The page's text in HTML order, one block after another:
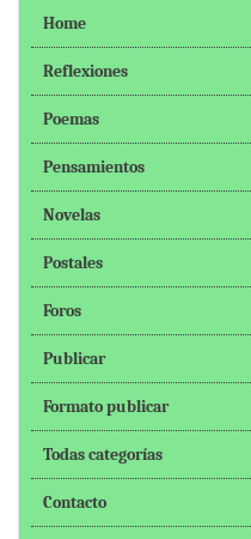
Home
Reflexiones
Poemas
Pensamientos
Novelas
Postales
Foros
Publicar
Formato publicar
Todas categorías
Contacto